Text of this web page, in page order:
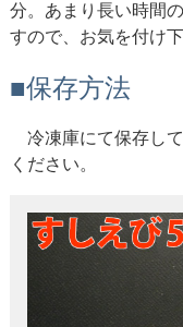
分。あまり長い時間
すので、お気を付け下
■保存方法
冷凍庫にて保存し
ください。